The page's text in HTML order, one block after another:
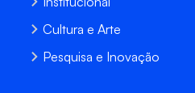
Cultura e Arte
Pesquisa e Inovação